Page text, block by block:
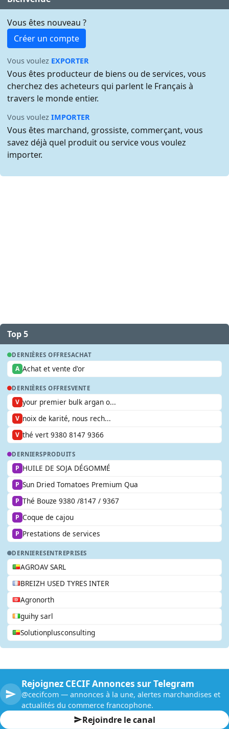
Vous êtes nouveau ?
Créer un compte
Vous voulez EXPORTER
Vous êtes producteur de biens ou de services, vous
cherchez des acheteurs qui parlent le Français à
travers le monde entier.
Vous voulezIMPORTER
Vous êtes marchand, grossiste, commerçant, vous
savez déjà quel produit ou service vous voulez
importer.
Top 5
DERNIÈRES OFFRESACHAT
A Achat et vente d'or
DERNIÈRES OFFRESVENTE
V your premier bulk argan o...
V noix de karité, nous rech...
V thé vert 9380 8147 9366
DERNIERSPRODUITS
P HUILE DE SOJA DÉGOMMÉ
P Sun Dried Tomatoes Premium Qua
P Thé Bouze 9380 /8147 / 9367
P Coque de cajou
P Prestations de services
DERNIERESENTREPRISES
AGROAV SARL
BREIZH USED TYRES INTER
Agronorth
guihy sarl
Solutionplusconsulting
Rejoignez CECIF Annonces sur Telegram
@cecifcom — annonces à la une, alertes marchandises et
actualités du commerce francophone.
Rejoindre le canal